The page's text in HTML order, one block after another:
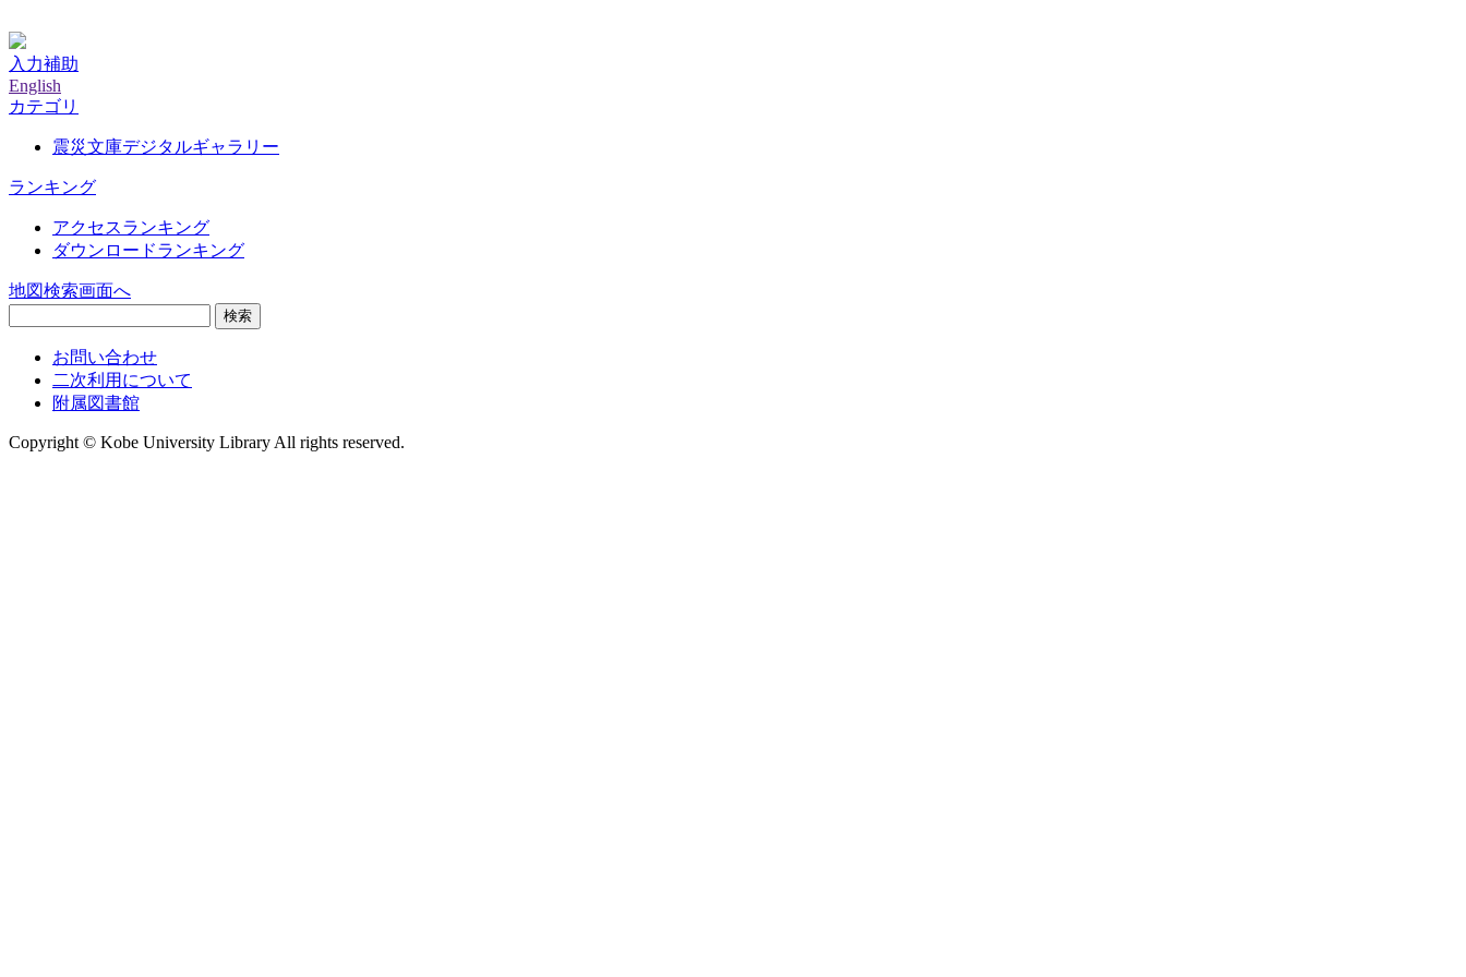
入力補助
English
カテゴリ
震災文庫デジタルギャラリー
ランキング
アクセスランキング
ダウンロードランキング
地図検索画面へ
検索
お問い合わせ
二次利用について
附属図書館
Copyright © Kobe University Library All rights reserved.